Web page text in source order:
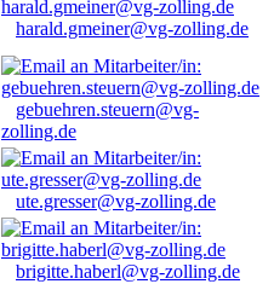
harald.gmeiner@vg-zolling.de
gebuehren.steuern@vg-
zolling.de
ute.gresser@vg-zolling.de
brigitte.haberl@vg-zolling.de